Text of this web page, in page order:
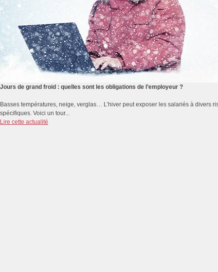
Jours de grand froid : quelles sont les obligations de l’employeur ?
Basses températures, neige, verglas… L’hiver peut exposer les salariés à divers
spécifiques. Voici un tour...
Lire cette actualité